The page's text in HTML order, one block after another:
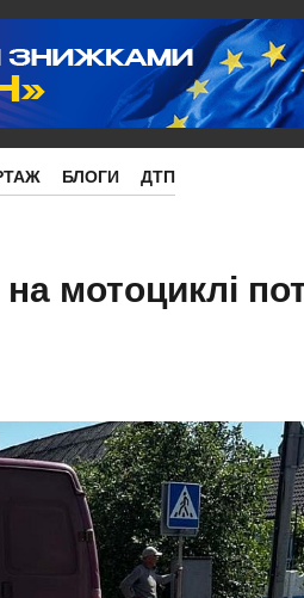
БЛОГИ ДТП
на мотоциклі